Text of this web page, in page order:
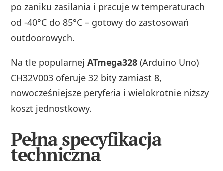
po zaniku zasilania i pracuje w temperaturach
od -40°C do 85°C – gotowy do zastosowań
outdoorowych.
Na tle popularnejATmega328 (Arduino Uno)
CH32V003 oferuje 32 bity zamiast 8,
nowocześniejsze peryferia i wielokrotnie niższy
koszt jednostkowy.
Pełna specyfikacja
techniczna